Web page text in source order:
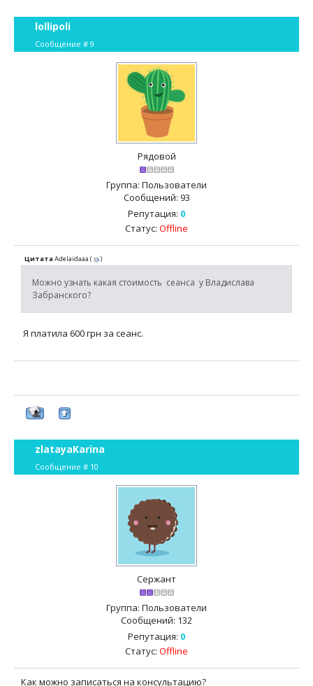
lollipoli
Сообщение # 9
Рядовой
Группа: Пользователи
Сообщений: 93
Репутация: 0
Статус: Offline
ЦитатаAdelaidaaa ( )
Можно узнать какая стоимость сеанса у Владислава
Забранского?
Я платила 600 грн за сеанс.
zlatayaKarina
Сообщение # 10
Сержант
Группа: Пользователи
Сообщений: 132
Репутация: 0
Статус: Offline
Как можно записаться на консультацию?